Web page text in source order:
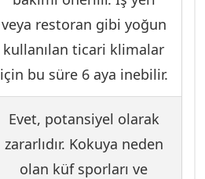
veya restoran gibi yoğun
kullanılan ticari klimalar
için bu süre 6 aya inebilir.
Evet, potansiyel olarak
zararlıdır. Kokuya neden
olan küf sporları ve